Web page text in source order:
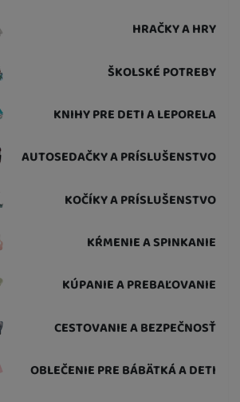
HRAČKY A HRY
ŠKOLSKÉ POTREBY
KNIHY PRE DETI A LEPORELA
AUTOSEDAČKY A PRÍSLUŠENSTVO
KOČÍKY A PRÍSLUŠENSTVO
KŔMENIE A SPINKANIE
KÚPANIE A PREBAĽOVANIE
CESTOVANIE A BEZPEČNOSŤ
OBLEČENIE PRE BÁBÄTKÁ A DETI